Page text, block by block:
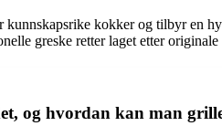
kokker og tilbyr en
greske retter laget etter
og hvordan kan man